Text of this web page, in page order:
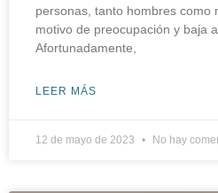
personas, tanto hombres como
motivo de preocupación y baja
Afortunadamente,
LEER MÁS
12 de mayo de 2023 No hay